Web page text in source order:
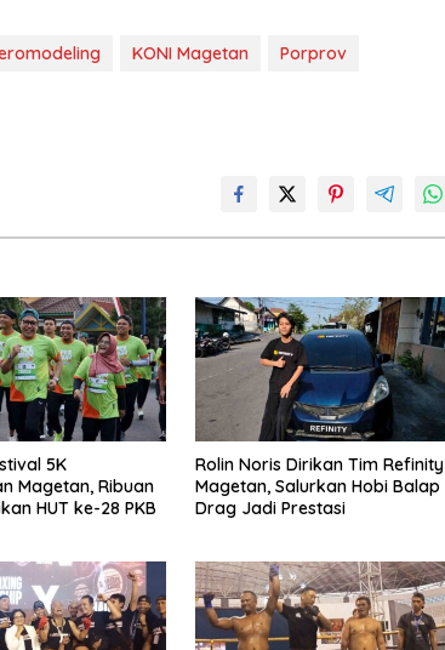
KONI Magetan
Porprov
5K
Magetan, Ribuan
HUT ke-28 PKB
Rolin Noris Dirikan Tim Refinity
Magetan, Salurkan Hobi Balap
Drag Jadi Prestasi